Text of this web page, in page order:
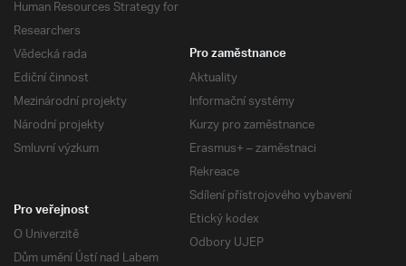
Human Resources Strategy for
Researchers
Vědecká rada
Ediční činnost
Mezinárodní projekty
Národní projekty
Smluvní výzkum
Pro zaměstnance
Aktuality
Informační systémy
Kurzy pro zaměstnance
Erasmus+ – zaměstnaci
Rekreace
Sdílení přístrojového vybavení
Etický kodex
Odbory UJEP
Pro veřejnost
O Univerzitě
Dům umění Ústí nad Labem